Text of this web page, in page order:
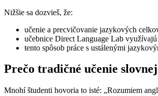
Nižšie sa dozvieš, že:
učenie a precvičovanie jazykových
učebnice Direct Language Lab
tento spôsob práce s ustálenými
Prečo tradičné učenie
Mnohí študenti hovoria to isté: „Rozumiem